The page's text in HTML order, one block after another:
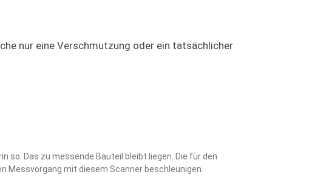
nur eine Verschmutzung oder ein tatsächlicher
so: Das zu messende Bauteil bleibt liegen. Die für den
Messvorgang mit diesem Scanner beschleunigen.